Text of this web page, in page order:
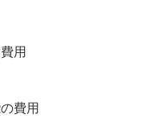
用
費用